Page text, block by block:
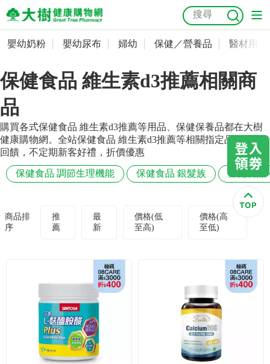
嬰幼奶粉
嬰幼尿布
婦幼
保健／營養品
醫材用品
成人照護
名人嚴選
抗菌 尿布 大樹獨家 益生菌 魚油 幼兒米餅 貓砂
奶瓶奶嘴
會員資料及密碼修改
常用收件人清單
訂單查詢
收藏清單
紅利點數查詢
購物金查詢
嬰幼奶粉 嬰幼尿布 婦幼 保健／營養品 醫材用品
保健食品 維生素d3推薦相關商
品
購買各式保健食品 維生素d3推薦等用品、保健保養品都在大樹
健康購物網。全站保健食品 維生素d3推薦等相關指定品項滿額
回饋，不定期新客好禮，折價優惠
保健食品 調節生理機能 保健食品 銀髮族 保健食品
商品排
序
推
薦
最
新
價格(低
至高)
價格(高
至低)